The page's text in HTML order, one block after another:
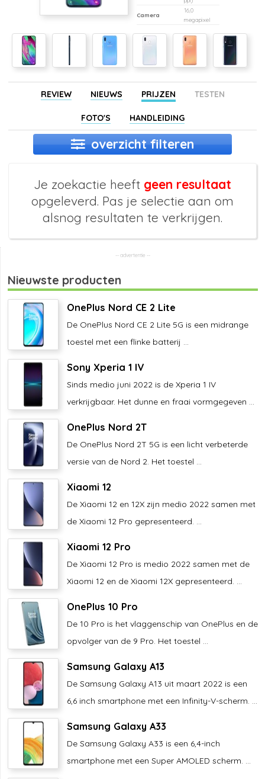
Camera
16,0
megapixel
REVIEW NIEUWS PRIJZEN TESTEN
FOTO'S HANDLEIDING
overzicht filteren
Je zoekactie heeft geen resultaat
opgeleverd. Pas je selectie aan om
alsnog resultaten te verkrijgen.
Nieuwste producten
OnePlus Nord CE 2 Lite
De OnePlus Nord CE 2 Lite 5G is een midrange
toestel met een flinke batterij ...
Sony Xperia 1 IV
Sinds medio juni 2022 is de Xperia 1 IV
verkrijgbaar. Het dunne en fraai vormgegeven ...
OnePlus Nord 2T
De OnePlus Nord 2T 5G is een licht verbeterde
versie van de Nord 2. Het toestel ...
Xiaomi 12
De Xiaomi 12 en 12X zijn medio 2022 samen met
de Xiaomi 12 Pro gepresenteerd. ...
Xiaomi 12 Pro
De Xiaomi 12 Pro is medio 2022 samen met de
Xiaomi 12 en de Xiaomi 12X gepresenteerd. ...
OnePlus 10 Pro
De 10 Pro is het vlaggenschip van OnePlus en de
opvolger van de 9 Pro. Het toestel ...
Samsung Galaxy A13
De Samsung Galaxy A13 uit maart 2022 is een
6,6 inch smartphone met een Infinity-V-scherm. ...
Samsung Galaxy A33
De Samsung Galaxy A33 is een 6,4-inch
smartphone met een Super AMOLED scherm. ...